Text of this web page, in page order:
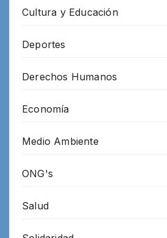
Cultura y Educación
Deportes
Derechos Humanos
Economía
Medio Ambiente
ONG's
Salud